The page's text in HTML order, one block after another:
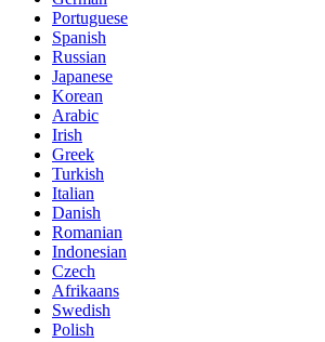
Portuguese
Spanish
Russian
Japanese
Korean
Arabic
Irish
Greek
Turkish
Italian
Danish
Romanian
Indonesian
Czech
Afrikaans
Swedish
Polish